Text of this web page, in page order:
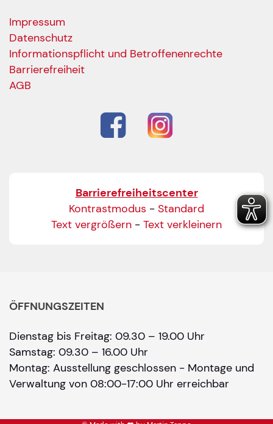
Impressum
Datenschutz
Informationspflicht und Betroffenenrechte
Barrierefreiheit
AGB
Barrierefreiheitscenter
Kontrastmodus - Standard
Text vergrößern - Text verkleinern
ÖFFNUNGSZEITEN
Dienstag bis Freitag: 09.30 – 19.00 Uhr
Samstag: 09.30 – 16.00 Uhr
Montag: Ausstellung geschlossen - Montage und
Verwaltung von 08:00-17:00 Uhr erreichbar